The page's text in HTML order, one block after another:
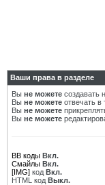
Ваши права в разделе
Вы не можете создавать
Вы не можете отвечать в
Вы не можете
Вы не можете
BB коды Вкл.
Смайлы Вкл.
[IMG] код Вкл.
HTML код Выкл.